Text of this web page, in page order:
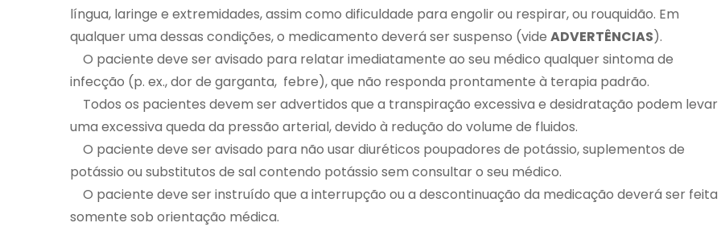
língua, laringe e extremidades, assim como dificuldade para engolir ou respirar, ou rouquidão. Em
qualquer uma dessas condições, o medicamento deverá ser suspenso (vide ADVERTÊNCIAS).
O paciente deve ser avisado para relatar imediatamente ao seu médico qualquer sintoma de
infecção (p. ex., dor de garganta, febre), que não responda prontamente à terapia padrão.
Todos os pacientes devem ser advertidos que a transpiração excessiva e desidratação podem levar
uma excessiva queda da pressão arterial, devido à redução do volume de fluidos.
O paciente deve ser avisado para não usar diuréticos poupadores de potássio, suplementos de
potássio ou substitutos de sal contendo potássio sem consultar o seu médico.
O paciente deve ser instruído que a interrupção ou a descontinuação da medicação deverá ser feita
somente sob orientação médica.